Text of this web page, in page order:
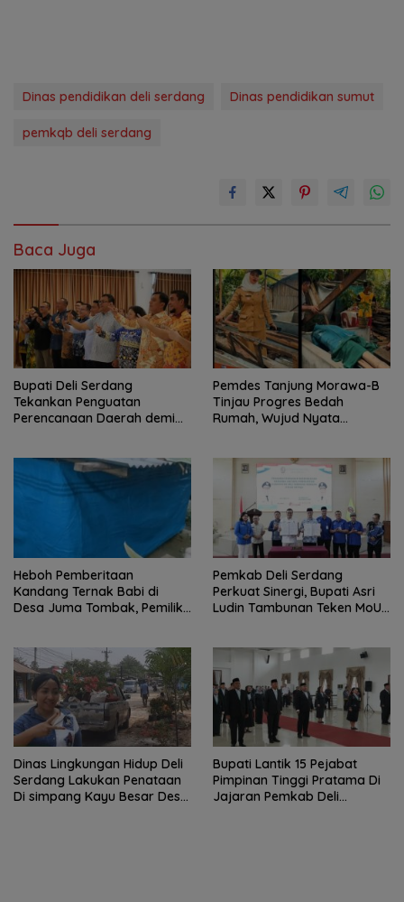
Dinas pendidikan deli serdang Dinas pendidikan sumut
pemkqb deli serdang
Baca Juga
Bupati Deli Serdang
Tekankan Penguatan
Perencanaan Daerah demi
Pemdes Tanjung Morawa-B
Tinjau Progres Bedah
Rumah, Wujud Nyata
Heboh Pemberitaan
Kandang Ternak Babi di
Desa Juma Tombak, Pemilik
Pemkab Deli Serdang
Perkuat Sinergi, Bupati Asri
Ludin Tambunan Teken MoU
Dinas Lingkungan Hidup Deli
Serdang Lakukan Penataan
Di simpang Kayu Besar Desa
Bupati Lantik 15 Pejabat
Pimpinan Tinggi Pratama Di
Jajaran Pemkab Deli